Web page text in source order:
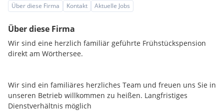
Über diese Firma Kontakt Aktuelle Jobs
Über diese Firma
Wir sind eine herzlich familiär geführte Frühstückspension
direkt am Wörthersee.
Wir sind ein familiäres herzliches Team und freuen uns Sie in
unseren Betrieb willkommen zu heißen. Langfristiges
Dienstverhältnis möglich